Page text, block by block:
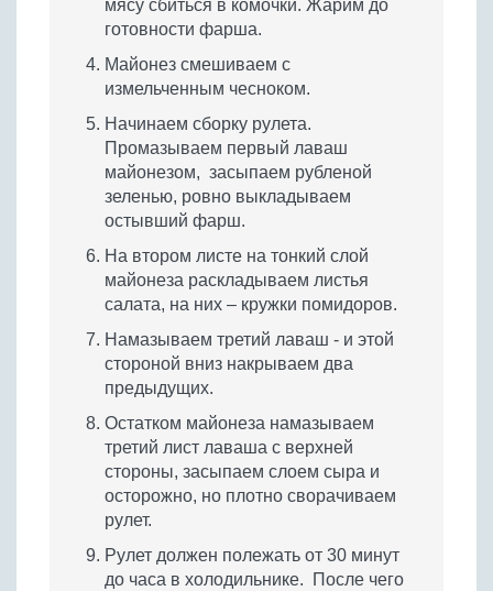
мясу сбиться в комочки. Жарим до
готовности фарша.
Майонез смешиваем с
измельченным чесноком.
Начинаем сборку рулета.
Промазываем первый лаваш
майонезом, засыпаем рубленой
зеленью, ровно выкладываем
остывший фарш.
На втором листе на тонкий слой
майонеза раскладываем листья
салата, на них – кружки помидоров.
Намазываем третий лаваш - и этой
стороной вниз накрываем два
предыдущих.
Остатком майонеза намазываем
третий лист лаваша с верхней
стороны, засыпаем слоем сыра и
осторожно, но плотно сворачиваем
рулет.
Рулет должен полежать от 30 минут
до часа в холодильнике. После чего